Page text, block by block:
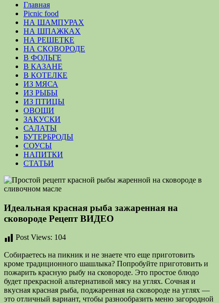
Главная
Picnic food
НА ШАМПУРАХ
НА ШПАЖКАХ
НА РЕШЕТКЕ
НА СКОВОРОДЕ
В ФОЛЬГЕ
В КАЗАНЕ
В КОТЕЛКЕ
ИЗ МЯСА
ИЗ РЫБЫ
ИЗ ПТИЦЫ
ОВОЩИ
ЗАКУСКИ
САЛАТЫ
БУТЕРБРОДЫ
СОУСЫ
НАПИТКИ
СТАТЬИ
Идеальная красная рыба зажаренная на
сковороде Рецепт ВИДЕО
Post Views: 104
Собираетесь на пикник и не знаете что еще приготовить
кроме традиционного шашлыка? Попробуйте приготовить и
пожарить красную рыбу на сковороде. Это простое блюдо
будет прекрасной альтернативой мясу на углях. Сочная и
вкусная красная рыба, поджаренная на сковороде на углях —
это отличный вариант, чтобы разнообразить меню загородной